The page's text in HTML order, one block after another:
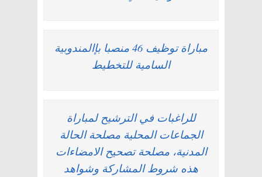
مباراة توظيف 46 منصبا بإالمندوبية
السامية للتخطيط
للراغبات في الترشيح لمباراة
الجماعات المحلية مصلحة الحالة
المدنية، مصلحة تصحيح الامضاءات
هذه شروط المشاركة وشواهد